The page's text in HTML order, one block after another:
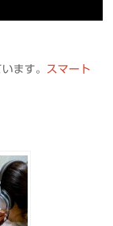
ます。
スマート